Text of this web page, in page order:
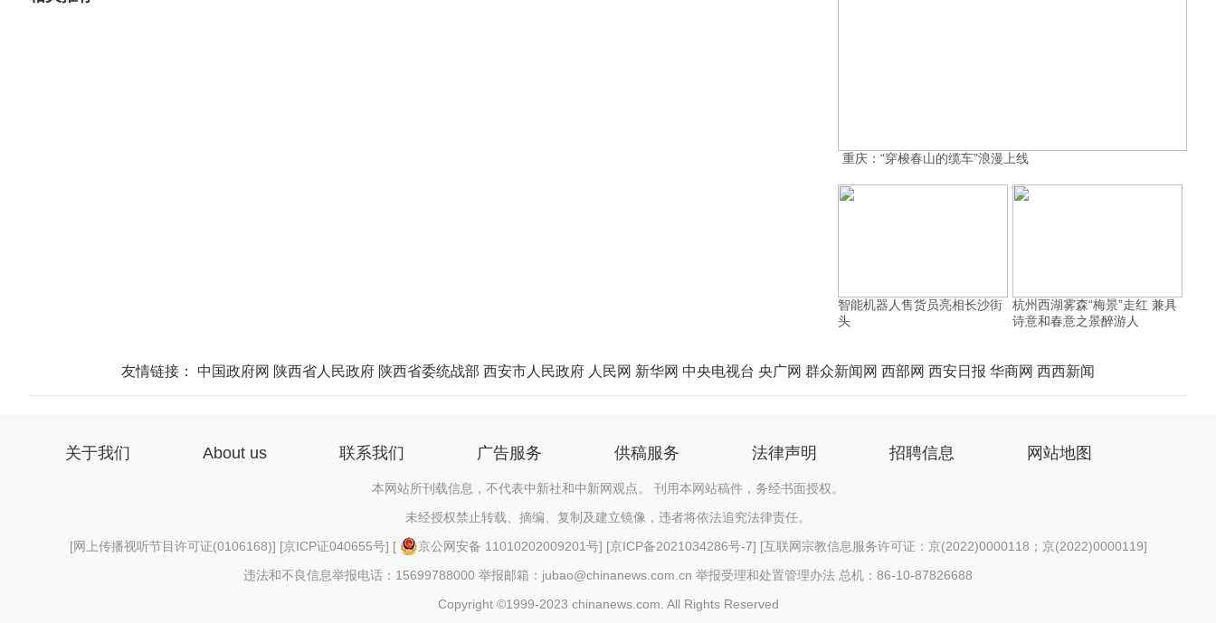
重庆：“穿梭春山的缆车”浪漫上线
智能机器人售货员亮相长沙街
头
杭州西湖雾森“梅景”走红 兼具
诗意和春意之景醉游人
友情链接： 中国政府网 陕西省人民政府 陕西省委统战部 西安市人民政府 人民网 新华网 中央电视台 央广网 群众新闻网 西部网 西安日报 华商网 西西新闻
关于我们 About us 联系我们 广告服务 供稿服务 法律声明 招聘信息 网站地图
本网站所刊载信息，不代表中新社和中新网观点。 刊用本网站稿件，务经书面授权。
未经授权禁止转载、摘编、复制及建立镜像，违者将依法追究法律责任。
[网上传播视听节目许可证(0106168)] [京ICP证040655号] [ 京公网安备 11010202009201号] [京ICP备2021034286号-7] [互联网宗教信息服务许可证：京(2022)0000118；京(2022)0000119]
违法和不良信息举报电话：15699788000 举报邮箱：jubao@chinanews.com.cn 举报受理和处置管理办法 总机：86-10-87826688
Copyright ©1999-2023 chinanews.com. All Rights Reserved